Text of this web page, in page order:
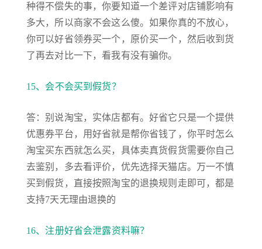
种得不偿失的事，你要知道一个差评对店铺影响有
多大，所以商家不会这么傻。如果你真的不放心，
你可以好省领券买一个，原价买一个，然后收到货
了再去对比一下，看我有没有骗你。
15、会不会买到假货？
答：别说淘宝，实体店都有。好省它只是一个提供
优惠券平台，用好省就是帮你省钱了，你平时怎么
淘宝买东西就怎么买，具体卖真货假货需要你自己
去鉴别，多去看评价，优先选择天猫店。万一不慎
买到假货，直接按照淘宝的退换规则走即可，都是
支持7天无理由退换的
16、注册好省会泄露资料嘛？